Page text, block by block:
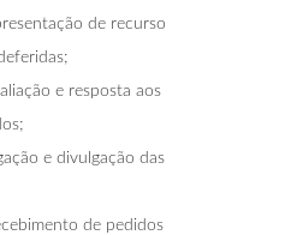
de recurso
e resposta aos
e divulgação das
de pedidos